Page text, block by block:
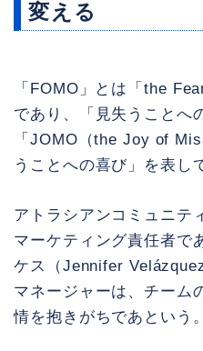
変える
「FOMO」とは「the
であり、「見失うことへ
「JOMO（the Joy of
うことへの喜び」を表し
アトラシアンコミュニテ
マーケティング責任者で
ケス（Jennifer
マネージャーは、チーム
情を抱きがちであという。